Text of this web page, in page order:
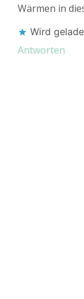
Wärmen in
Wird
Antworten